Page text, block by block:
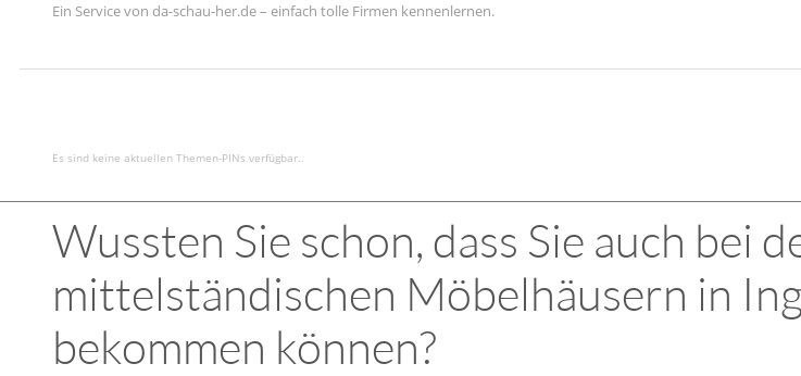
Ein Service von da-schau-her.de – einfach tolle Firmen kennenlernen.
Es sind keine aktuellen Themen-PINs verfügbar..
Wussten Sie schon, dass Sie auch bei
mittelständischen Möbelhäusern in
bekommen können?